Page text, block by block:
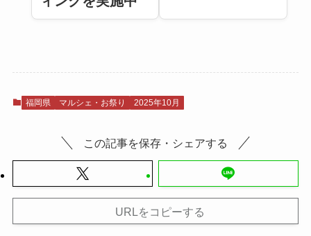
福岡県 マルシェ・お祭り 2025年10月
この記事を保存・シェアする
URLをコピーする